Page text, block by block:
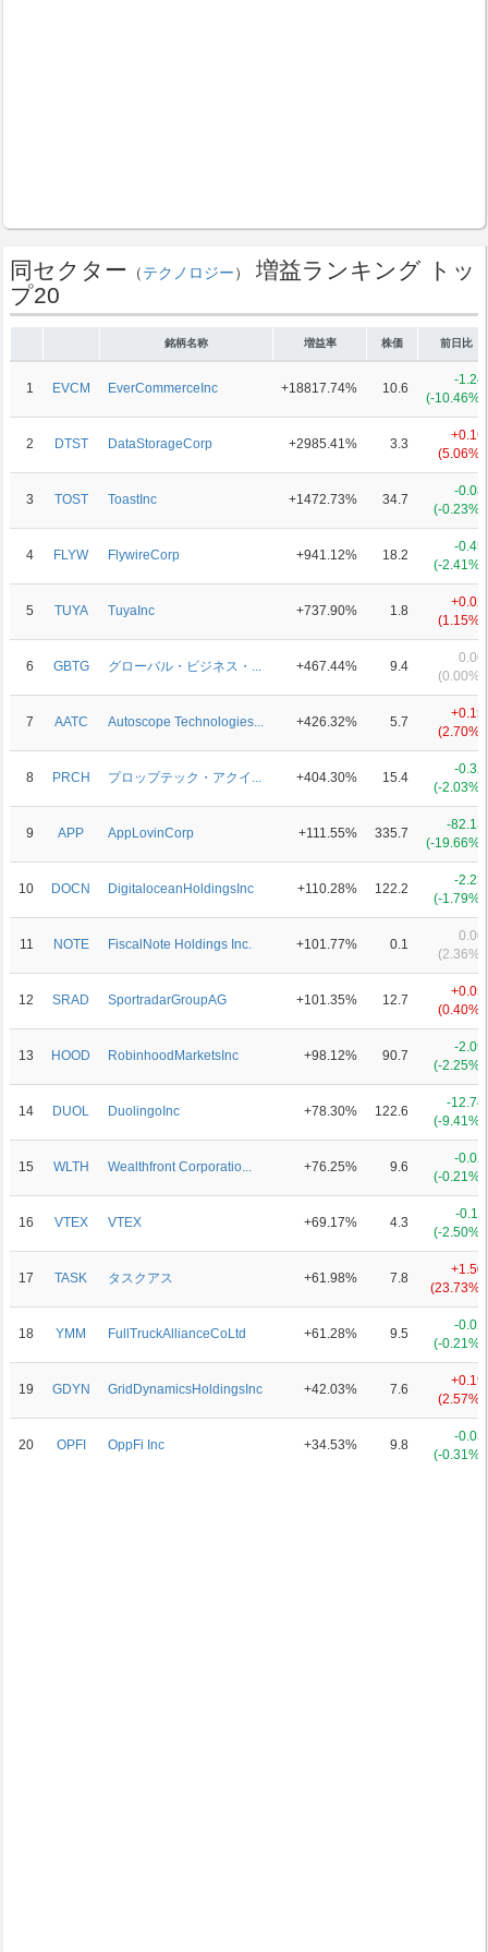
同セクター （ テクノロジー ）
増益ランキング トッ
プ20
銘柄名称 増益率 株価 前日比
1 EVCM EverCommerceInc +18817.74% 10.6
-1.24
(-10.46%)
2 DTST DataStorageCorp +2985.41% 3.3
+0.16
(5.06%)
3 TOST ToastInc +1472.73% 34.7
-0.08
(-0.23%)
4 FLYW FlywireCorp +941.12% 18.2
-0.45
(-2.41%)
5 TUYA TuyaInc +737.90% 1.8
+0.02
(1.15%)
6 GBTG グローバル・ビジネス・... +467.44% 9.4
0.00
(0.00%)
7 AATC Autoscope Technologies... +426.32% 5.7
+0.15
(2.70%)
8 PRCH プロップテック・アクイ... +404.30% 15.4
-0.32
(-2.03%)
9 APP AppLovinCorp +111.55% 335.7
-82.13
(-19.66%)
10 DOCN DigitaloceanHoldingsInc +110.28% 122.2
-2.23
(-1.79%)
11 NOTE FiscalNote Holdings Inc. +101.77% 0.1
0.00
(2.36%)
12 SRAD SportradarGroupAG +101.35% 12.7
+0.05
(0.40%)
13 HOOD RobinhoodMarketsInc +98.12% 90.7
-2.09
(-2.25%)
14 DUOL DuolingoInc +78.30% 122.6
-12.74
(-9.41%)
15 WLTH Wealthfront Corporatio... +76.25% 9.6
-0.02
(-0.21%)
16 VTEX VTEX +69.17% 4.3
-0.11
(-2.50%)
17 TASK タスクアス +61.98% 7.8
+1.50
(23.73%)
18 YMM FullTruckAllianceCoLtd +61.28% 9.5
-0.02
(-0.21%)
19 GDYN GridDynamicsHoldingsInc +42.03% 7.6
+0.19
(2.57%)
20 OPFI OppFi Inc +34.53% 9.8
-0.03
(-0.31%)